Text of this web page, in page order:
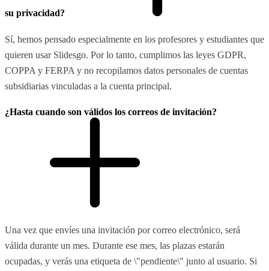
su privacidad?
Sí, hemos pensado especialmente en los profesores y estudiantes que
quieren usar Slidesgo. Por lo tanto, cumplimos las leyes GDPR,
COPPA y FERPA y no recopilamos datos personales de cuentas
subsidiarias vinculadas a la cuenta principal.
¿Hasta cuando son válidos los correos de invitación?
Una vez que envíes una invitación por correo electrónico, será
válida durante un mes. Durante ese mes, las plazas estarán
ocupadas, y verás una etiqueta de \"pendiente\" junto al usuario. Si